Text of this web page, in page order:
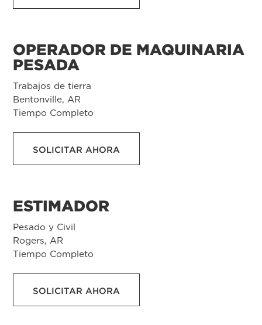
OPERADOR DE MAQUINARIA
PESADA
Trabajos de tierra
Bentonville, AR
Tiempo Completo
SOLICITAR AHORA
ESTIMADOR
Pesado y Civil
Rogers, AR
Tiempo Completo
SOLICITAR AHORA